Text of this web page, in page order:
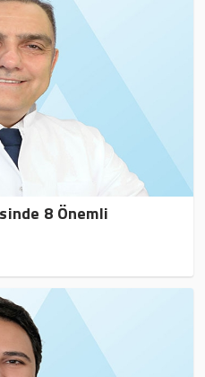
8 Önemli